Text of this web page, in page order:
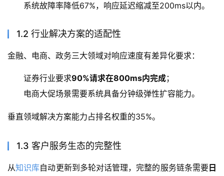
系统故障率降低67%，响应延迟缩减至200ms以内。
1.2 行业解决方案的适配性
金融、电商、政务三大领域对响应速度有差异化要求：
证券行业要求90%请求在800ms内完成；
电商大促场景需要系统具备分钟级弹性扩容能力。
垂直领域解决方案能力占排名权重的35%。
1.3 客户服务生态的完整性
从知识库自动更新到多轮对话管理，完整的服务链条需要 日